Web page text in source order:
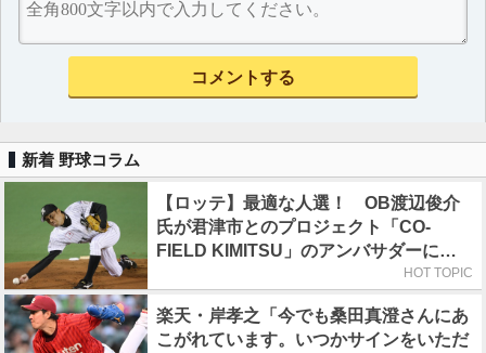
新着 野球コラム
【ロッテ】最適な人選！ OB渡辺俊介
氏が君津市とのプロジェクト「CO-
FIELD KIMITSU」のアンバサダーに就
HOT TOPIC
楽天・岸孝之「今でも桑田真澄さんにあ
こがれています。いつかサインをいただ